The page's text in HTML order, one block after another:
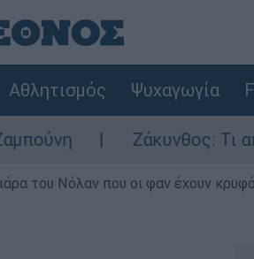
Αθλητισμός Ψυχαγωγία
Ζάκυνθος: Τι απαντά η
του Νόλαν που οι φαν έχουν